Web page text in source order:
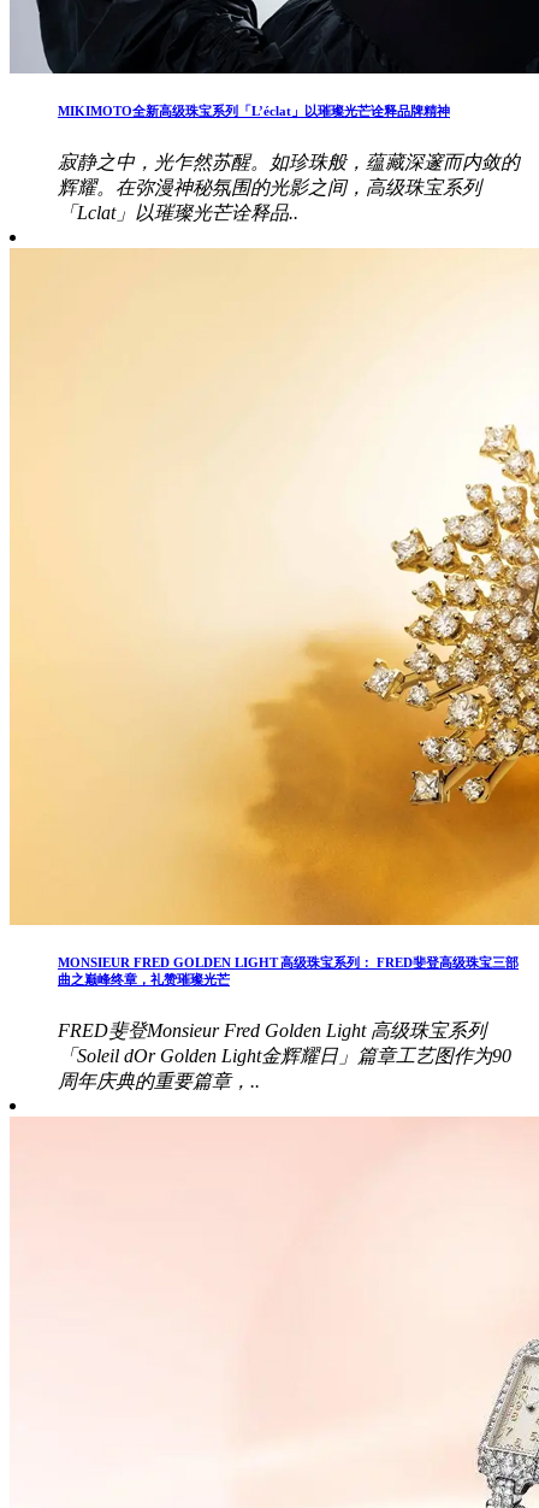
MIKIMOTO全新高级珠宝系列「L’éclat」以璀璨光芒诠释品牌精神
寂静之中，光乍然苏醒。如珍珠般，蕴藏深邃而内敛的
辉耀。在弥漫神秘氛围的光影之间，高级珠宝系列
「Lclat」以璀璨光芒诠释品..
MONSIEUR FRED GOLDEN LIGHT 高级珠宝系列： FRED斐登高级珠宝三部
曲之巅峰终章，礼赞璀璨光芒
FRED斐登Monsieur Fred Golden Light 高级珠宝系列
「Soleil dOr Golden Light金辉耀日」篇章工艺图作为90
周年庆典的重要篇章，..